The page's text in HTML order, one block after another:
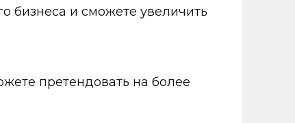
бизнеса и сможете увеличить
претендовать на более